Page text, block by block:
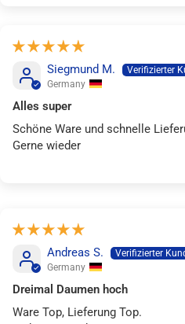
Siegmund M.
Germany
Alles super
Schöne Ware und schnelle
Gerne wieder
Andreas S.
Germany
Dreimal Daumen hoch
Ware Top, Lieferung Top.